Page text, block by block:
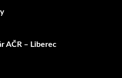
AČR – Liberec